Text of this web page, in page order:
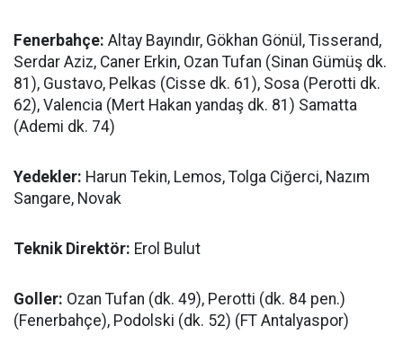
Fenerbahçe: Altay Bayındır, Gökhan Gönül, Tisserand,
Serdar Aziz, Caner Erkin, Ozan Tufan (Sinan Gümüş dk.
81), Gustavo, Pelkas (Cisse dk. 61), Sosa (Perotti dk.
62), Valencia (Mert Hakan yandaş dk. 81) Samatta
(Ademi dk. 74)
Yedekler: Harun Tekin, Lemos, Tolga Ciğerci, Nazım
Sangare, Novak
Teknik Direktör: Erol Bulut
Goller: Ozan Tufan (dk. 49), Perotti (dk. 84 pen.)
(Fenerbahçe), Podolski (dk. 52) (FT Antalyaspor)